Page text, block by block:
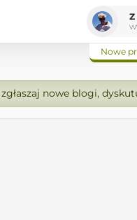
Z
Nowe
nowe blogi,